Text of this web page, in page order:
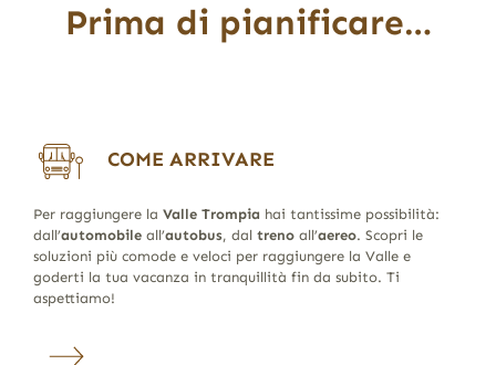
Prima di pianificare…
COME ARRIVARE
Per raggiungere la Valle Trompia hai tantissime possibilità:
dall’automobileall’autobus, dal trenoall’aereo. Scopri le
soluzioni più comode e veloci per raggiungere la Valle e
goderti la tua vacanza in tranquillità fin da subito. Ti
aspettiamo!